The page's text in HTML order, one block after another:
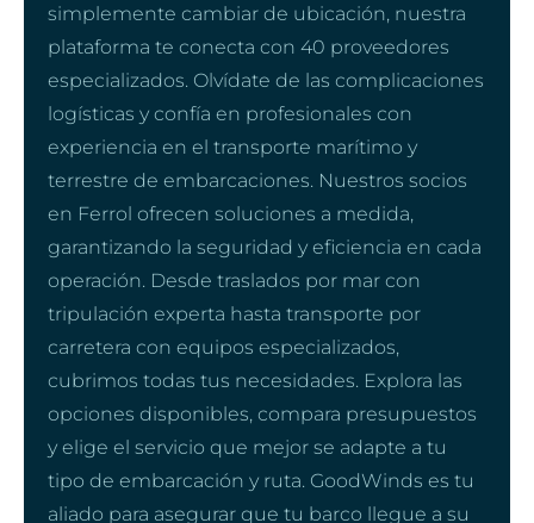
simplemente cambiar de ubicación, nuestra
plataforma te conecta con 40 proveedores
especializados. Olvídate de las complicaciones
logísticas y confía en profesionales con
experiencia en el transporte marítimo y
terrestre de embarcaciones. Nuestros socios
en Ferrol ofrecen soluciones a medida,
garantizando la seguridad y eficiencia en cada
operación. Desde traslados por mar con
tripulación experta hasta transporte por
carretera con equipos especializados,
cubrimos todas tus necesidades. Explora las
opciones disponibles, compara presupuestos
y elige el servicio que mejor se adapte a tu
tipo de embarcación y ruta. GoodWinds es tu
aliado para asegurar que tu barco llegue a su